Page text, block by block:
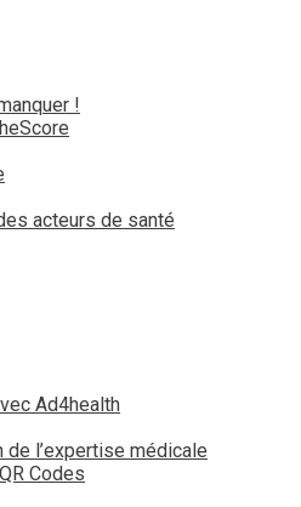
!
acteurs de santé
Ad4health
de l’expertise médicale
Codes